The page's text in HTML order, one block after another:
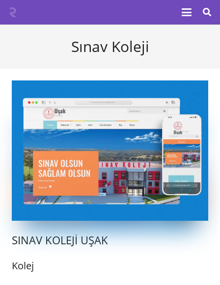
Sınav Koleji
SINAV KOLEJİ UŞAK
Kolej